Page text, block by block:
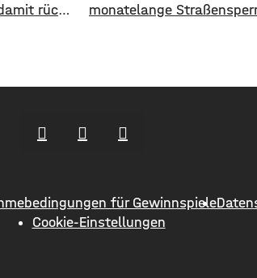
rückt
waren
Jetzt
optisch
monatelange
Das kündigt das
werden, sie weist
Abbrüche, Risse und
werden. Die Arbeiten
für Gewinnspiele
Cookie-Einstellungen